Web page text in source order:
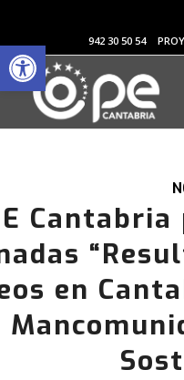
Abrir barra de942 30 50 54
en